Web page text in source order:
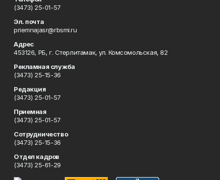
(3473) 25-01-57
Эл. почта
priemnajasr@rbsmi.ru
Адрес
453126, РБ, г. Стерлитамак, ул. Комсомольская, 82
Рекламная служба
(3473) 25-15-36
Редакция
(3473) 25-01-57
Приемная
(3473) 25-01-57
Сотрудничество
(3473) 25-15-36
Отдел кадров
(3473) 25-61-29